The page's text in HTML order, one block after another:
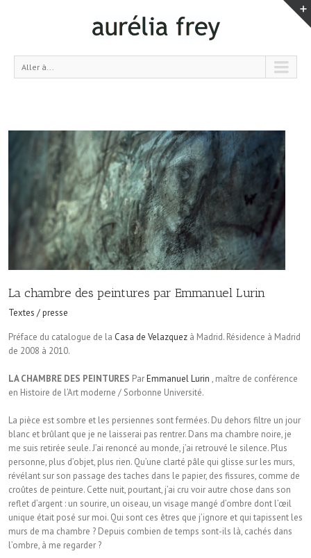
Aller à...
La chambre des peintures par Emmanuel Lurin
Textes / presse
Préface du catalogue de la Casa de Velazquez à Madrid. Résidence à Madrid
de 2008 à 2010.
LA CHAMBRE DES PEINTURES ParEmmanuel Lurin , maître de conférence
en Histoire de l’Art moderne / Sorbonne Université.
La pièce est sombre et les persiennes sont fermées. Du dehors filtre un jour
blanc et brûlant que je ne laisserai pas rentrer. Dans ma chambre noire, je
me suis retirée seule. J’ai renoncé au monde, j’ai retrouvé le silence. Plus
personne, plus d’objet, plus rien. Qu’une clarté pâle qui glisse sur les murs,
révélant sur son passage des taches dans le papier, des fissures, comme de
croûtes de peinture. Cette nuit, pourtant, j’ai cru voir autre chose dans son
reflet d’argent : un sourire, un oiseau, un visage mangé d’ombre dont l’œil
unique était posé sur moi. Qui sont ces êtres que j’ignore et qui tapissent les
murs de ma chambre ? Depuis combien de temps sont-ils là, cachés dans
l’ombre, à me regarder ?